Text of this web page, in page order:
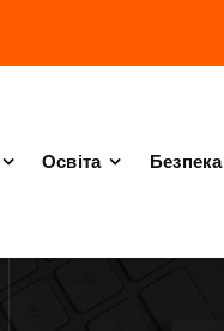
Освіта Безпека